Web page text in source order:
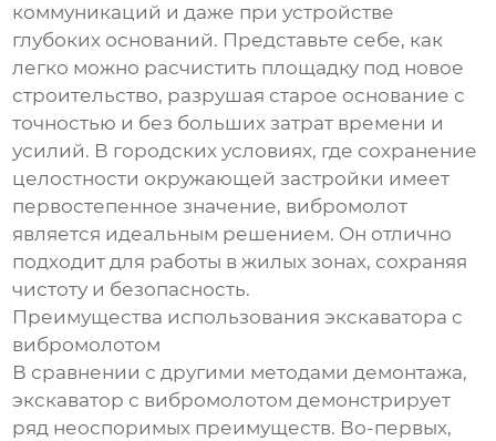
коммуникаций и даже при устройстве
глубоких оснований. Представьте себе, как
легко можно расчистить площадку под новое
строительство, разрушая старое основание с
точностью и без больших затрат времени и
усилий. В городских условиях, где сохранение
целостности окружающей застройки имеет
первостепенное значение, вибромолот
является идеальным решением. Он отлично
подходит для работы в жилых зонах, сохраняя
чистоту и безопасность.
Преимущества использования экскаватора с
вибромолотом
В сравнении с другими методами демонтажа,
экскаватор с вибромолотом демонстрирует
ряд неоспоримых преимуществ. Во-первых,